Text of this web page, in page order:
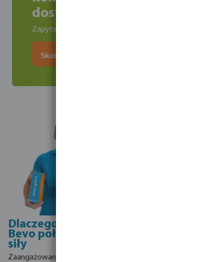
dostawcy
Zapytaj naszego specjalistę od nawadniania
Skontaktuj się
Dlaczego Hunter i
Bevo połączyły
siły
Zaangażowanie firmy Hunter